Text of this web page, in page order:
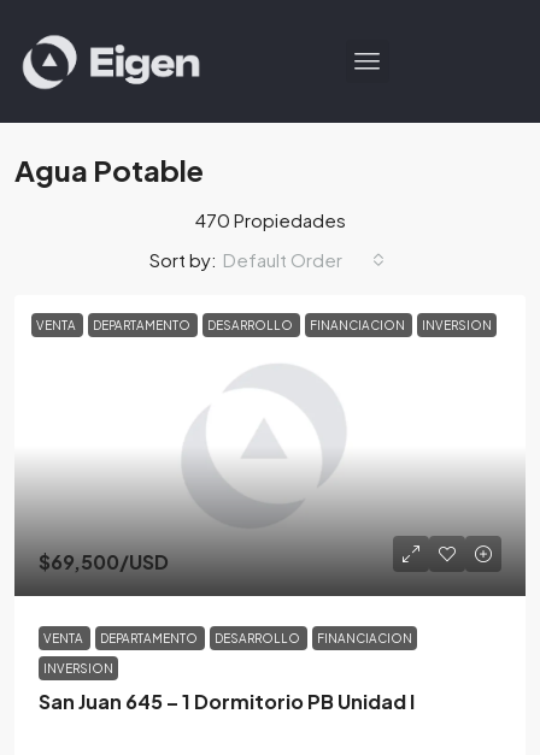
Agua Potable
470 Propiedades
Sort by: Default Order
VENTA DEPARTAMENTO DESARROLLO FINANCIACION INVERSION
$69,500/USD
VENTA DEPARTAMENTO DESARROLLO FINANCIACION
INVERSION
San Juan 645 – 1 Dormitorio PB Unidad I